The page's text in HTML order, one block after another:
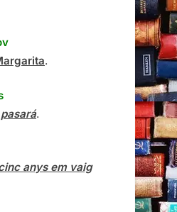
.
.
anys em vaig